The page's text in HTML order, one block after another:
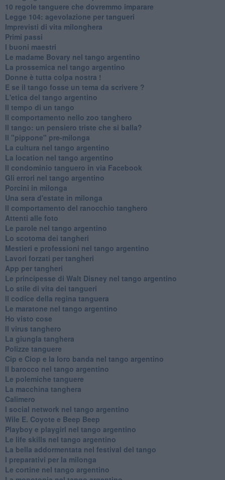
10 regole tanguere che dovremmo imparare
Legge 104: agevolazione per tangueri
Imprevisti di vita milonghera
Primi passi
I buoni maestri
Le madame Bovary nel tango argentino
La prossemica nel tango argentino
Donne è tutta colpa nostra !
E se il tango fosse un tema da scrivere ?
L'etica del tango argentino
Il tempo di un tango
Il comportamento nello zoo tanghero
Il tango: un pensiero triste che si balla?
Il "pippone" pre-milonga
La cultura nel tango argentino
La location nel tango argentino
Il condominio tanguero in via Facebook
Gli errori nel tango argentino
Porcini in milonga
Una sera d'estate in milonga
Il comportamento del ranocchio tanghero
Attenti alle foto
Le parole nel tango argentino
Lo scotoma dei tangheri
Mestieri e professioni nel tango argentino
Lavori forzati per tangheri
App per tangheri
Le principesse di Walt Disney nel tango argentino
Lo stile di vita dei tangueri
Il codice della regina tanguera
Le maratone nel tango argentino
Ho visto cose
Il virus tanghero
La giungla tanghera
Polizze tanguere
Cip e Ciop e la loro banda nel tango argentino
Il barocco nel tango argentino
Le polemiche tanguere
La macchina tanghera
Calimero
​I social network nel tango argentino
Wile E. Coyote e Beep Beep
Playboy e playgirl nel tango argentino
Le life skills nel tango argentino
La bella addormentata nel festival del tango
I preparativi per la milonga
Le cortine nel tango argentino